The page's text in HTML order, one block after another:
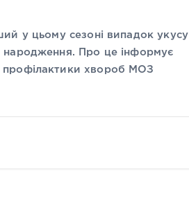
у цьому сезоні випадок укусу
народження. Про це інформує
профілактики хвороб МОЗ